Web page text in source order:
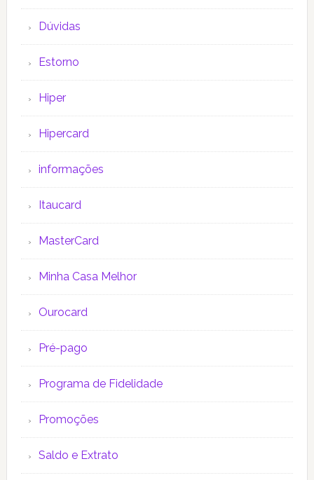
Dúvidas
Estorno
Hiper
Hipercard
informações
Itaucard
MasterCard
Minha Casa Melhor
Ourocard
Pré-pago
Programa de Fidelidade
Promoções
Saldo e Extrato